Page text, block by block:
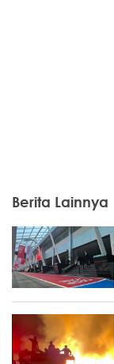
Berita Lainnya